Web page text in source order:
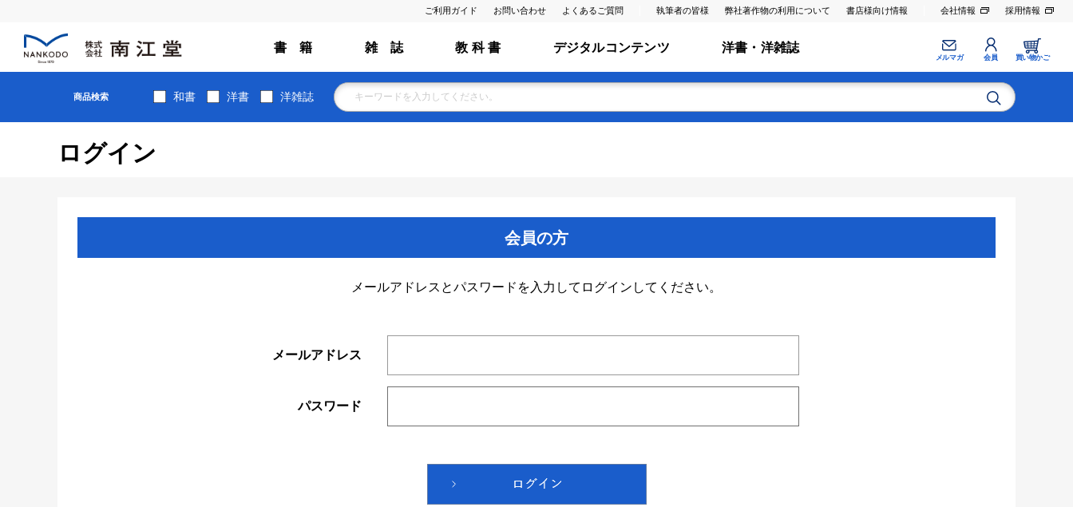
ご利用ガイド お問い合わせ よくあるご質問 執筆者の皆様 弊社著作物の利用について 書店様向け情報 会社情報 採用情報
書 籍 雑 誌 教 科 書 デジタルコンテンツ 洋書・洋雑誌
メルマガ 会員 買い物かご
商品検索 和書 洋書 洋雑誌
ログイン
会員の方
メールアドレスとパスワードを入力してログインしてください。
メールアドレス
パスワード